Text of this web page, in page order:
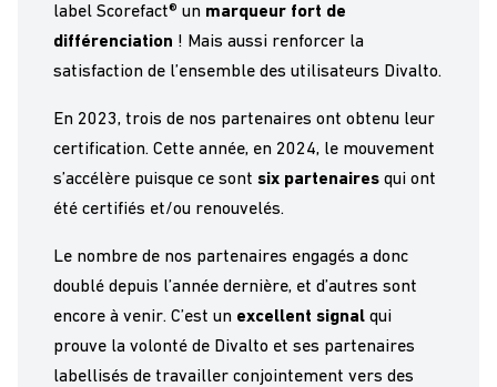
label Scorefact® un marqueur fort de
différenciation ! Mais aussi renforcer la
satisfaction de l’ensemble des utilisateurs Divalto.
En 2023, trois de nos partenaires ont obtenu leur
certification. Cette année, en 2024, le mouvement
s’accélère puisque ce sont six partenaires qui ont
été certifiés et/ou renouvelés.
Le nombre de nos partenaires engagés a donc
doublé depuis l’année dernière, et d’autres sont
encore à venir. C’est un excellent signal qui
prouve la volonté de Divalto et ses partenaires
labellisés de travailler conjointement vers des